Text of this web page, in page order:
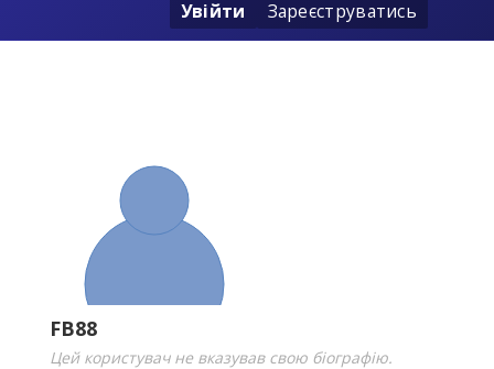
Увійти Зареєструватись
FB88
Цей користувач не вказував свою біографію.